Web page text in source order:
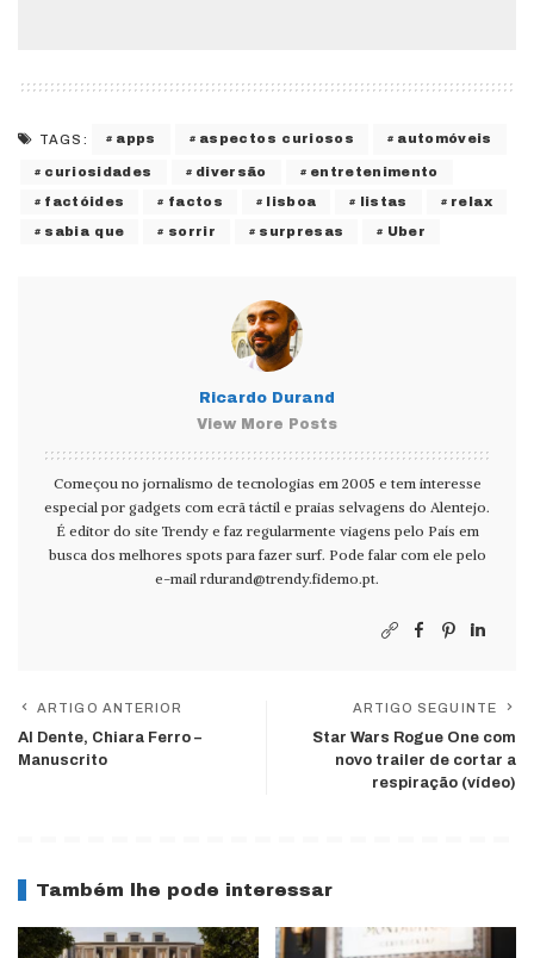
TAGS: apps aspectos curiosos automóveis
curiosidades diversão entretenimento
factóides factos lisboa listas relax
sabia que sorrir surpresas Uber
Ricardo Durand
View More Posts
Começou no jornalismo de tecnologias em 2005 e tem interesse
especial por gadgets com ecrã táctil e praias selvagens do Alentejo.
É editor do site Trendy e faz regularmente viagens pelo País em
busca dos melhores spots para fazer surf. Pode falar com ele pelo
e-mail rdurand@trendy.fidemo.pt.
ARTIGO ANTERIOR
Al Dente, Chiara Ferro –
Manuscrito
ARTIGO SEGUINTE
Star Wars Rogue One com
novo trailer de cortar a
respiração (vídeo)
Também lhe pode interessar